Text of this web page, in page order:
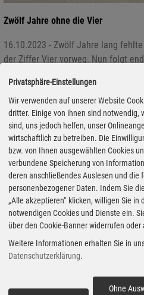
Zwölf Jahre ohne die Vier
16.10.2023 - Zwölf Jahre lang
der Ziffer Vier vorweg. Nun folgt
verschiedenen Segmenten zu
coupéhaften Linien hat der
Normverbrauchswerte des Plug-in-
Welt der Fabeln, dennoch kann
aus Elektroreichweite und
einem Punkt tanzt der 408 aber
Privatsphäre-Einstellungen
Wir verwenden auf unserer Website
dritter. Einige von ihnen sind notwendig,
sind, uns jedoch helfen, unser
wirtschaftlich zu betreiben. Die
bzw. von Ihnen ausgewählten Cookies
verbundene Speicherung von
deren anschließendes Auslesen und die
personenbezogener Daten. Indem Sie
„Alle akzeptieren“ klicken, willigen Sie
notwendigen Cookies und Dienste ein.
über den Cookie-Banner widerrufen oder
Weitere Informationen erhalten Sie in
Datenschutzerklärung.
Ohne